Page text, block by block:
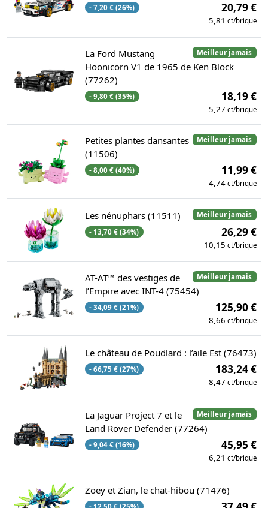
- 7,20 € (26%) 20,79 €
5,81 ct/brique
Meilleur jamais
La Ford Mustang
Hoonicorn V1 de 1965 de Ken Block
(77262)
- 9,80 € (35%) 18,19 €
5,27 ct/brique
Meilleur jamais
Petites plantes dansantes
(11506)
- 8,00 € (40%) 11,99 €
4,74 ct/brique
Meilleur jamais
Les nénuphars (11511)
- 13,70 € (34%) 26,29 €
10,15 ct/brique
Meilleur jamais
AT-AT™ des vestiges de
l’Empire avec INT-4 (75454)
- 34,09 € (21%) 125,90 €
8,66 ct/brique
Le château de Poudlard : l’aile Est (76473)
- 66,75 € (27%) 183,24 €
8,47 ct/brique
Meilleur jamais
La Jaguar Project 7 et le
Land Rover Defender (77264)
- 9,04 € (16%) 45,95 €
6,21 ct/brique
Zoey et Zian, le chat-hibou (71476)